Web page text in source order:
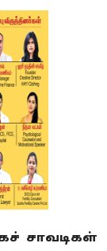
சாவடிகள்